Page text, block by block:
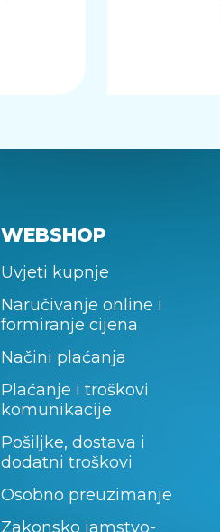
WEBSHOP
Uvjeti kupnje
Naručivanje online i
formiranje cijena
Načini plaćanja
Plaćanje i troškovi
komunikacije
Pošiljke, dostava i
dodatni troškovi
Osobno preuzimanje
Zakonsko jamstvo-